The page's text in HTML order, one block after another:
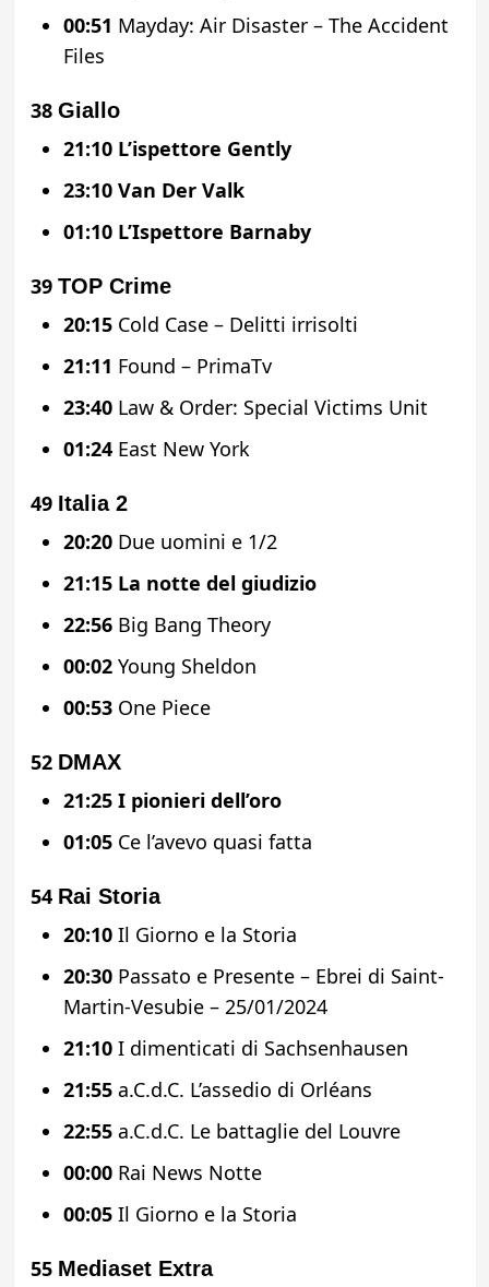
00:51 Mayday: Air Disaster – The Accident
Files
38 Giallo
21:10 L’ispettore Gently
23:10 Van Der Valk
01:10 L’Ispettore Barnaby
39 TOP Crime
20:15Cold Case – Delitti irrisolti
21:11 Found – PrimaTv
23:40Law & Order: Special Victims Unit
01:24East New York
49 Italia 2
20:20Due uomini e 1/2
21:15 La notte del giudizio
22:56Big Bang Theory
00:02Young Sheldon
00:53One Piece
52 DMAX
21:25 I pionieri dell’oro
01:05Ce l’avevo quasi fatta
54 Rai Storia
20:10Il Giorno e la Storia
20:30Passato e Presente – Ebrei di Saint-
Martin-Vesubie – 25/01/2024
21:10I dimenticati di Sachsenhausen
21:55a.C.d.C. L’assedio di Orléans
22:55a.C.d.C. Le battaglie del Louvre
00:00Rai News Notte
00:05Il Giorno e la Storia
55 Mediaset Extra